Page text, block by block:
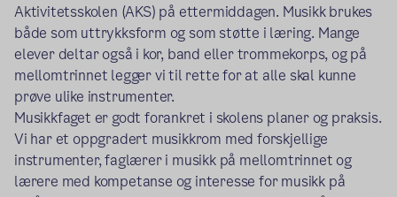
Aktivitetsskolen (AKS) på ettermiddagen. Musikk brukes
både som uttrykksform og som støtte i læring. Mange
elever deltar også i kor, band eller trommekorps, og på
mellomtrinnet legger vi til rette for at alle skal kunne
prøve ulike instrumenter.
Musikkfaget er godt forankret i skolens planer og praksis.
Vi har et oppgradert musikkrom med forskjellige
instrumenter, faglærer i musikk på mellomtrinnet og
lærere med kompetanse og interesse for musikk på